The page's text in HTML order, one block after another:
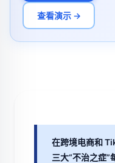
查看演示 →
在跨境电商和
三大“不治之症”